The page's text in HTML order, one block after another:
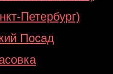
Петербург)
Посад